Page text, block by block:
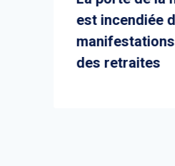
est incendiée
des retraites